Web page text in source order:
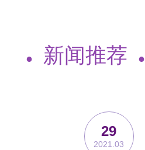
● 新闻推荐 ●
29
2021.03